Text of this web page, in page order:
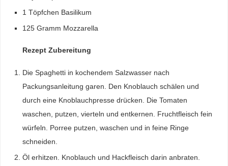
1 Töpfchen Basilikum
125 Gramm Mozzarella
Rezept Zubereitung
Die Spaghetti in kochendem Salzwasser nach
Packungsanleitung garen. Den Knoblauch schälen und
durch eine Knoblauchpresse drücken. Die Tomaten
waschen, putzen, vierteln und entkernen. Fruchtfleisch fein
würfeln. Porree putzen, waschen und in feine Ringe
schneiden.
Öl erhitzen. Knoblauch und Hackfleisch darin anbraten.